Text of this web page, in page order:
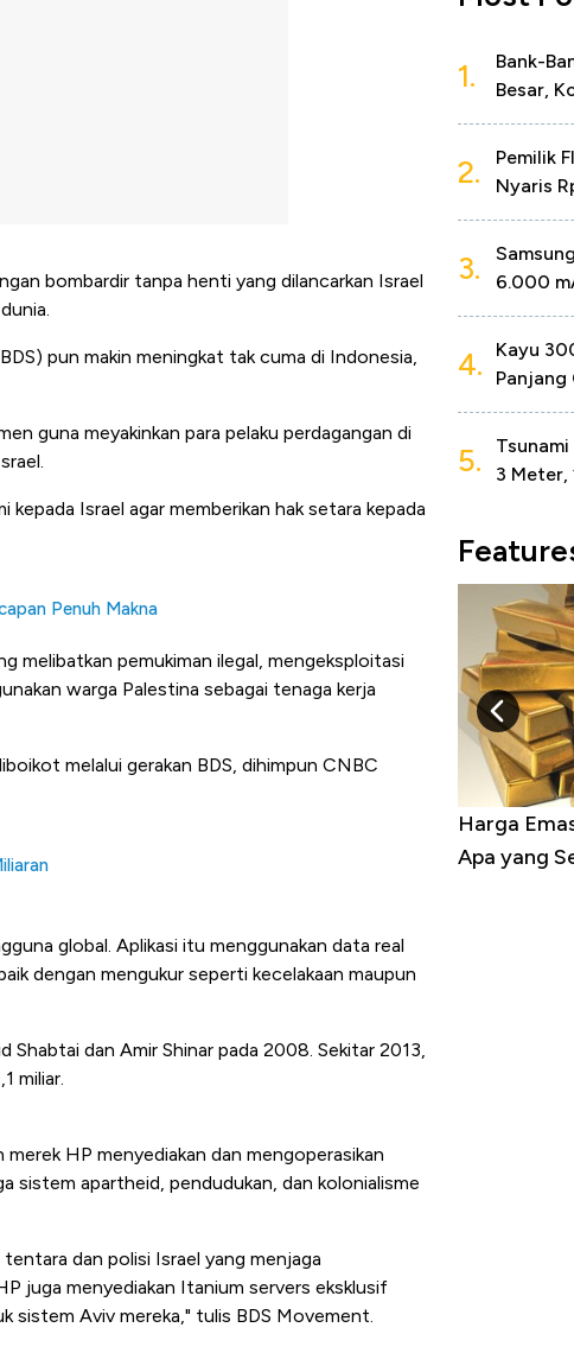
bombardir tanpa henti yang dilancarkan Israel
pun makin meningkat tak cuma di Indonesia,
guna meyakinkan para pelaku perdagangan di
Israel agar memberikan hak setara kepada
Penuh Makna
melibatkan pemukiman ilegal, mengeksploitasi
warga Palestina sebagai tenaga kerja
melalui gerakan BDS, dihimpun CNBC
global. Aplikasi itu menggunakan data real
dengan mengukur seperti kecelakaan maupun
dan Amir Shinar pada 2008. Sekitar 2013,
miliar.
HP menyediakan dan mengoperasikan
sistem apartheid, pendudukan, dan kolonialisme
dan polisi Israel yang menjaga
juga menyediakan Itanium servers eksklusif
sistem Aviv mereka," tulis BDS Movement.
1.
Bank-
Besar,
2.
Pemilik
Nyaris
3.
6.000
4.
Kayu
Panjang
5.
3 Meter,
Pengusaha RI
Harga Emas Jatuh Usai
Apa yang Sebenarnya